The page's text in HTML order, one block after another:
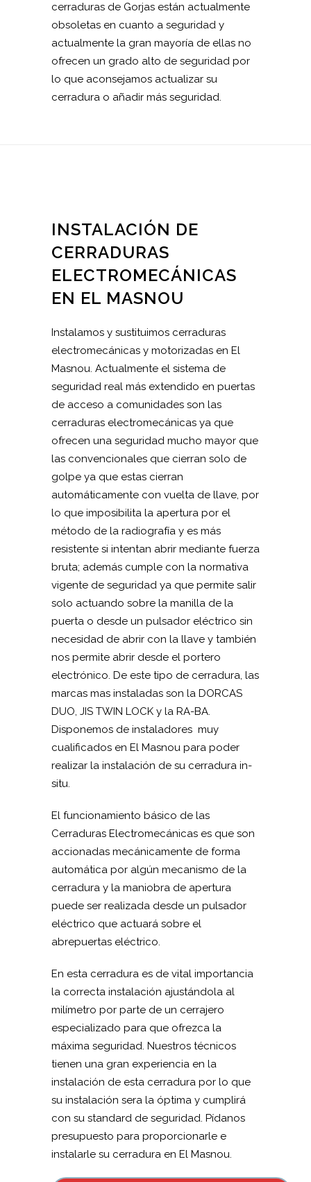
cerraduras de Gorjas están actualmente
obsoletas en cuanto a seguridad y
actualmente la gran mayoría de ellas no
ofrecen un grado alto de seguridad por
lo que aconsejamos actualizar su
cerradura o añadir más seguridad.
INSTALACIÓN DE
CERRADURAS
ELECTROMECÁNICAS
EN EL MASNOU
Instalamos y sustituimos cerraduras
electromecánicas y motorizadas en El
Masnou. Actualmente el sistema de
seguridad real más extendido en puertas
de acceso a comunidades son las
cerraduras electromecánicas ya que
ofrecen una seguridad mucho mayor que
las convencionales que cierran solo de
golpe ya que estas cierran
automáticamente con vuelta de llave, por
lo que imposibilita la apertura por el
método de la radiografía y es más
resistente si intentan abrir mediante fuerza
bruta; además cumple con la normativa
vigente de seguridad ya que permite salir
solo actuando sobre la manilla de la
puerta o desde un pulsador eléctrico sin
necesidad de abrir con la llave y también
nos permite abrir desde el portero
electrónico. De este tipo de cerradura, las
marcas mas instaladas son la DORCAS
DUO, JIS TWIN LOCK y la RA-BA.
Disponemos de instaladores muy
cualificados en El Masnou para poder
realizar la instalación de su cerradura in-
situ.
El funcionamiento básico de las
Cerraduras Electromecánicas es que son
accionadas mecánicamente de forma
automática por algún mecanismo de la
cerradura y la maniobra de apertura
puede ser realizada desde un pulsador
eléctrico que actuará sobre el
abrepuertas eléctrico.
En esta cerradura es de vital importancia
la correcta instalación ajustándola al
milímetro por parte de un cerrajero
especializado para que ofrezca la
máxima seguridad. Nuestros técnicos
tienen una gran experiencia en la
instalación de esta cerradura por lo que
su instalación sera la óptima y cumplirá
con su standard de seguridad. Pídanos
presupuesto para proporcionarle e
instalarle su cerradura en El Masnou.